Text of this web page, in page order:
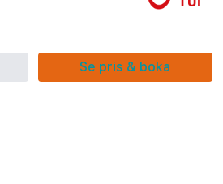
Se pris & boka